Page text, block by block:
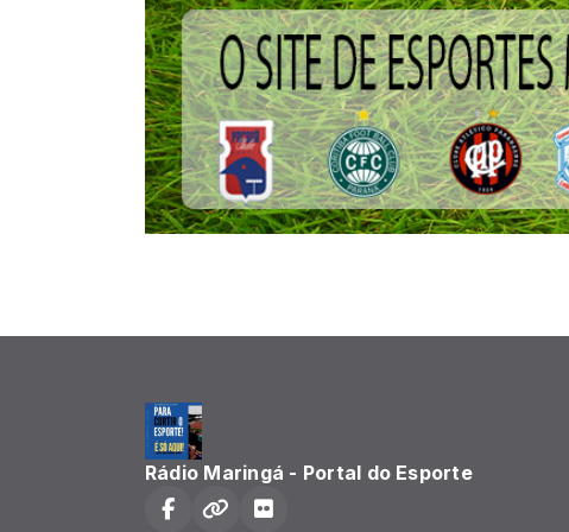
Rádio Maringá - Portal do Esporte